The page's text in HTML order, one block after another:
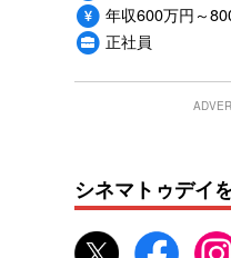
年収600万円～
正社員
シネマトゥデイ